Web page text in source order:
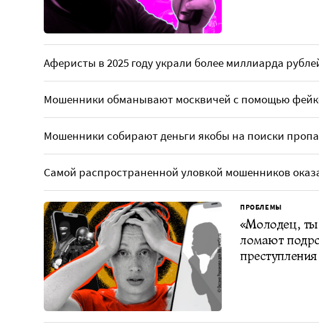
Аферисты в 2025 году украли более миллиарда
Мошенники обманывают москвичей с помощью
Мошенники собирают деньги якобы на поиски
Самой распространенной уловкой мошенников
ПРОБЛЕМЫ
«Молодец,
ломают
преступления